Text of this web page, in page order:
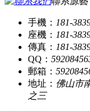
手機： 181-
座機： 181-
傳真： 181-
QQ：
郵箱：
地址： 佛山市
之三